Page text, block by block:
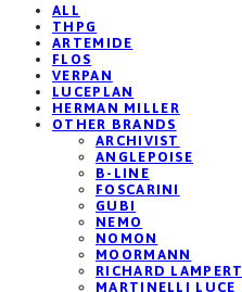
ALL
THPG
ARTEMIDE
FLOS
VERPAN
LUCEPLAN
HERMAN MILLER
OTHER BRANDS
ARCHIVIST
ANGLEPOISE
B-LINE
FOSCARINI
GUBI
NEMO
NOMON
MOORMANN
RICHARD LAMPERT
MARTINELLI LUCE